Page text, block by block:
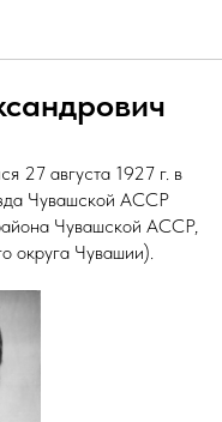
27 августа 1927 г. в
Чувашской АССР
Чувашской АССР,
округа Чувашии).